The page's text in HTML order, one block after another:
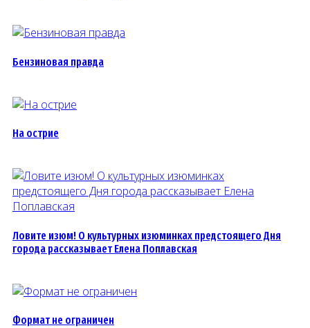
Бензиновая правда
На острие
Ловите изюм! О культурных изюминках предстоящего Дня
города рассказывает Елена Поплавская
Формат не ограничен